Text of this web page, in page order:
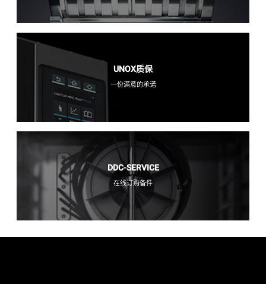
UNOX质保
一份满意的承诺
DDC-SERVICE
在线订购备件